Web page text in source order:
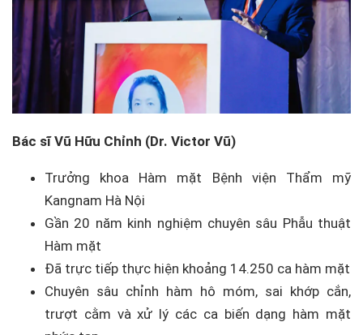
Bác sĩ Vũ Hữu Chỉnh (Dr. Victor Vũ)
Trưởng khoa Hàm mặt Bệnh viện Thẩm mỹ
Kangnam Hà Nội
Gần 20 năm kinh nghiệm chuyên sâu Phẫu thuật
Hàm mặt
Đã trực tiếp thực hiện khoảng 14.250 ca hàm mặt
Chuyên sâu chỉnh hàm hô móm, sai khớp cắn,
trượt cằm và xử lý các ca biến dạng hàm mặt